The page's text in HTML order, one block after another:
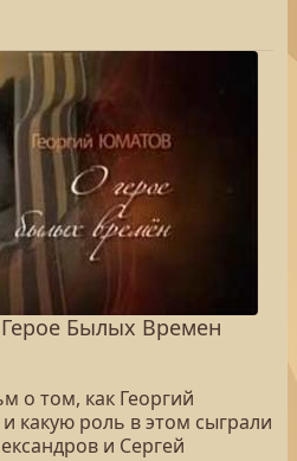
Былых Времен
о том, как Георгий
какую роль в этом сыграли
и Сергей